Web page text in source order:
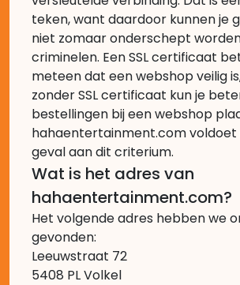
teken, want daardoor kunnen je
niet zomaar onderschept
criminelen. Een SSL certificaat
meteen dat een webshop veilig
zonder SSL certificaat kun je
bestellingen bij een webshop
hahaentertainment.com voldoet
geval aan dit criterium.
Wat is het adres van
hahaentertainment.com?
Het volgende adres hebben we
gevonden:
Leeuwstraat 72
5408 PL Volkel